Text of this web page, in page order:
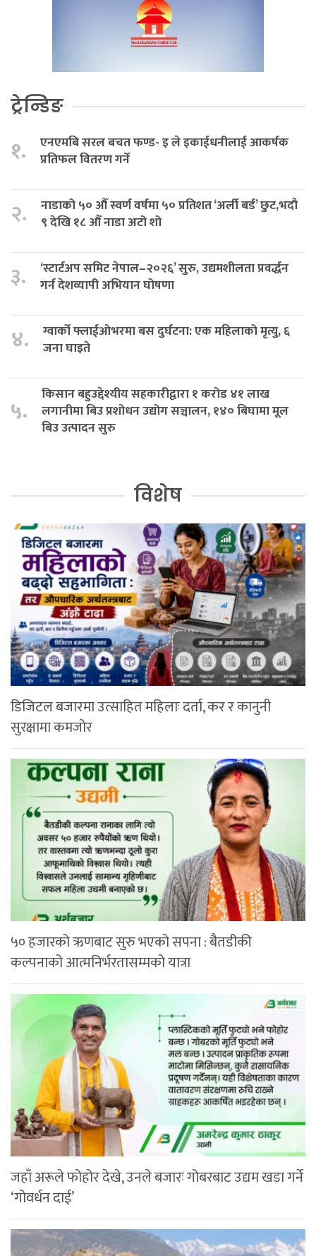
ट्रेन्डिङ
१.
एनएमबि सरल बचत फण्ड- इ ले इकाईधनीलाई आकर्षक
प्रतिफल वितरण गर्ने
२.
नाडाको ५० औँ स्वर्ण वर्षमा ५० प्रतिशत ‘अर्ली बर्ड’ छुट,भदौ
९ देखि १८ औँ नाडा अटो शो
३.
‘स्टार्टअप समिट नेपाल–२०२६’ सुरु, उद्यमशीलता प्रवर्द्धन
गर्न देशव्यापी अभियान घोषणा
४.
ग्वार्को फ्लाईओभरमा बस दुर्घटना: एक महिलाको मृत्यु, ६
जना घाइते
५.
किसान बहुउद्देश्यीय सहकारीद्वारा १ करोड ४१ लाख
लगानीमा बिउ प्रशोधन उद्योग सञ्चालन, १४० बिघामा मूल
बिउ उत्पादन सुरु
विशेष
डिजिटल बजारमा उत्साहित महिलाः दर्ता, कर र कानुनी
सुरक्षामा कमजोर
५० हजारको ऋणबाट सुरु भएको सपना : बैतडीकी
कल्पनाको आत्मनिर्भरतासम्मको यात्रा
जहाँ अरूले फोहोर देखे, उनले बजारः गोबरबाट उद्यम खडा गर्ने
‘गोवर्धन दाई’